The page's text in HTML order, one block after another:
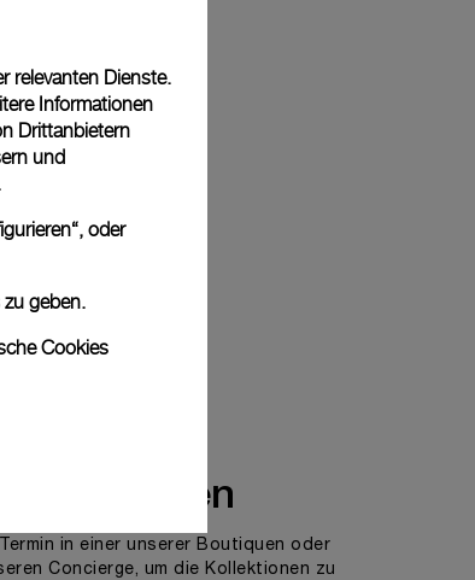
kontaktieren
in einer unserer Boutiquen oder
Concierge, um die Kollektionen zu
relevanten Dienste.
Informationen
Drittanbietern
und
oder
zu geben.
Cookies